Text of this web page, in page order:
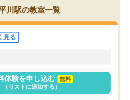
川駅の教室一覧
見る
体験を申し込む
無料
（リストに追加する）